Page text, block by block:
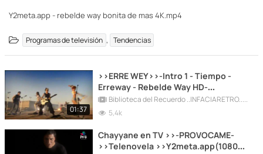
Y2meta.app - rebelde way bonita de mas 4K.mp4
Programas de televisión , Tendencias
01:37
>>ERRE WEY>>-Intro 1 - Tiempo -
Erreway - Rebelde Way HD-
(480p).mp4
Biblioteca del Recuerdo ..INFACIARETRO...80 90 REC
5,4k
Chayyane en TV >>-PROVOCAME-
>>Telenovela >>Y2meta.app(1080p)